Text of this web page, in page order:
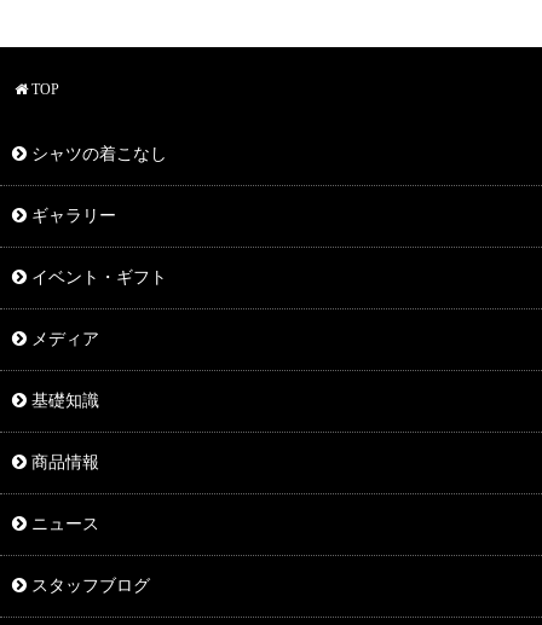
TOP
シャツの着こなし
ギャラリー
イベント・ギフト
メディア
基礎知識
商品情報
ニュース
スタッフブログ